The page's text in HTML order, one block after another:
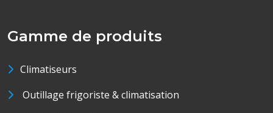
Gamme de produits
Climatiseurs
Outillage frigoriste & climatisation